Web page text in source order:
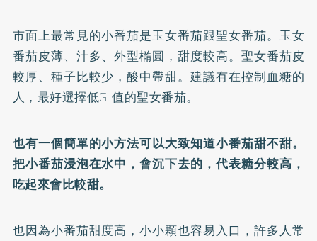
市面上最常見的小番茄是玉女番茄跟聖女番茄。玉女
番茄皮薄、汁多、外型橢圓，甜度較高。聖女番茄皮
較厚、種子比較少，酸中帶甜。建議有在控制血糖的
人，最好選擇低GI值的聖女番茄。
也有一個簡單的小方法可以大致知道小番茄甜不甜。
把小番茄浸泡在水中，會沉下去的，代表糖分較高，
吃起來會比較甜。
也因為小番茄甜度高，小小顆也容易入口，許多人常